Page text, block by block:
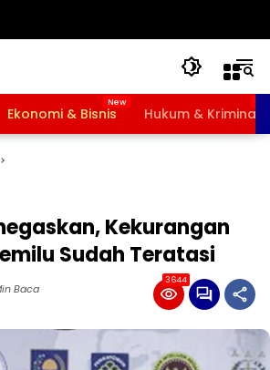
Ekonomi & Bisnis Hukum & Kriminal
Kekurangan
Sudah Teratasi
Baca
3644